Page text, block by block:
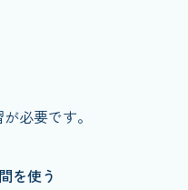
必要です。
を使う